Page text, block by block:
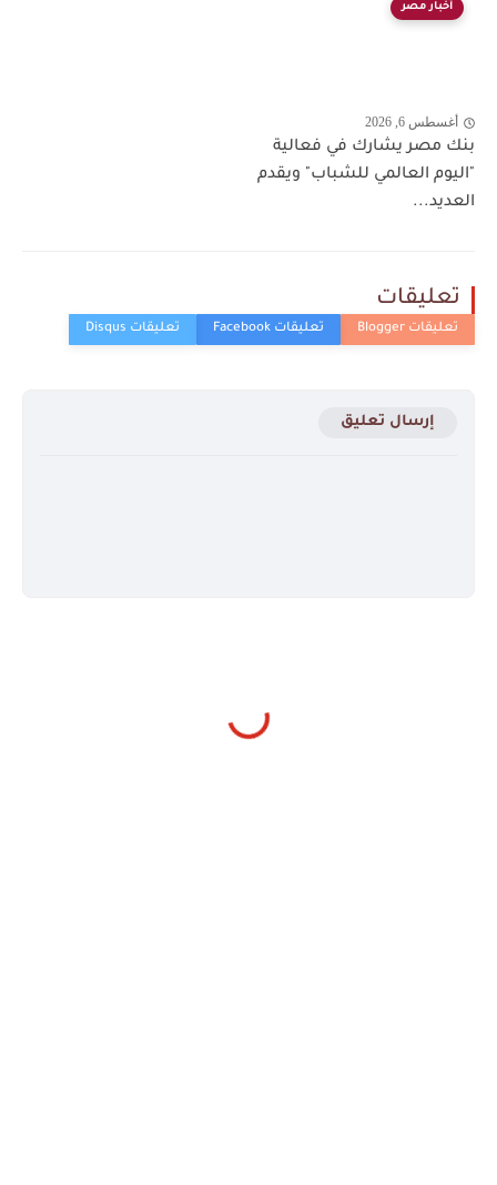
أخبار مصر
أغسطس 6, 2026
بنك مصر يشارك في فعالية
"اليوم العالمي للشباب" ويقدم
العديد...
تعليقات
إرسال تعليق